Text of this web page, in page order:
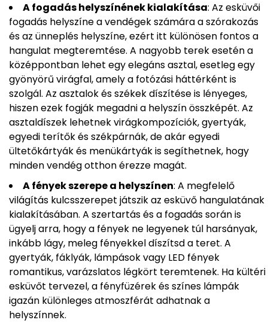
A fogadás helyszínének kialakítása: Az esküvői
fogadás helyszíne a vendégek számára a szórakozás
és az ünneplés helyszíne, ezért itt különösen fontos a
hangulat megteremtése. A nagyobb terek esetén a
középpontban lehet egy elegáns asztal, esetleg egy
gyönyörű virágfal, amely a fotózási háttérként is
szolgál. Az asztalok és székek díszítése is lényeges,
hiszen ezek fogják megadni a helyszín összképét. Az
asztaldíszek lehetnek virágkompozíciók, gyertyák,
egyedi terítők és székpárnák, de akár egyedi
ültetőkártyák és menükártyák is segíthetnek, hogy
minden vendég otthon érezze magát.
A fények szerepe a helyszínen: A megfelelő
világítás kulcsszerepet játszik az esküvő hangulatának
kialakításában. A szertartás és a fogadás során is
ügyelj arra, hogy a fények ne legyenek túl harsányak,
inkább lágy, meleg fényekkel díszítsd a teret. A
gyertyák, fáklyák, lámpások vagy LED fények
romantikus, varázslatos légkört teremtenek. Ha kültéri
esküvőt tervezel, a fényfüzérek és színes lámpák
igazán különleges atmoszférát adhatnak a
helyszínnek.